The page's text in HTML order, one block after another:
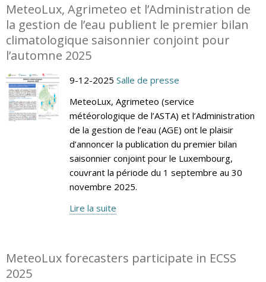
MeteoLux, Agrimeteo et l’Administration de
la gestion de l’eau publient le premier bilan
climatologique saisonnier conjoint pour
l’automne 2025
9-12-2025 Salle de presse
MeteoLux, Agrimeteo (service
météorologique de l’ASTA) et l’Administration
de la gestion de l’eau (AGE) ont le plaisir
d’annoncer la publication du premier bilan
saisonnier conjoint pour le Luxembourg,
couvrant la période du 1 septembre au 30
novembre 2025.
Lire la suite
MeteoLux forecasters participate in ECSS
2025